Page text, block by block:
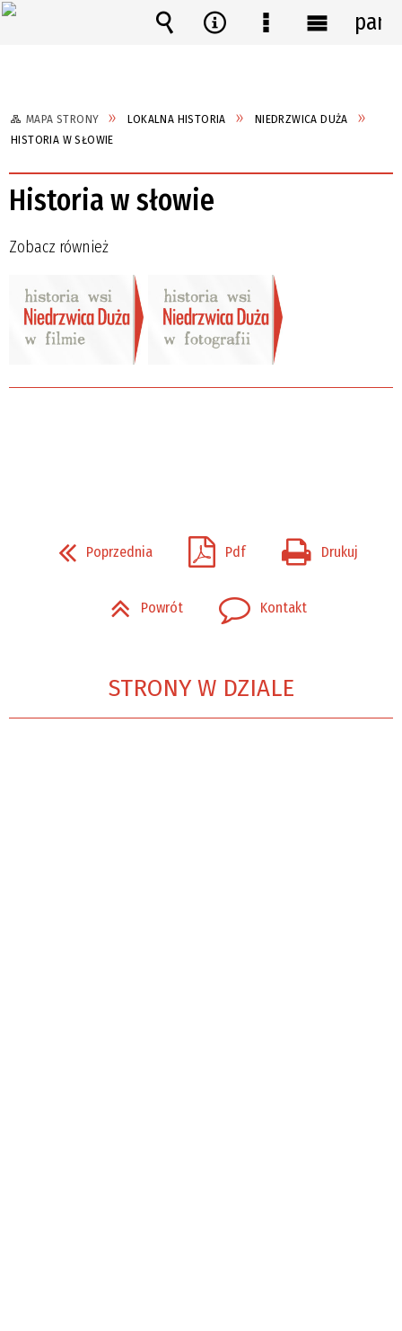
MAPA STRONY LOKALNA HISTORIA
NIEDRZWICA DUŻA
HISTORIA W SŁOWIE
Historia w słowie
Zobacz również
Poprzednia Pdf Drukuj
Powrót Kontakt
STRONY W DZIALE